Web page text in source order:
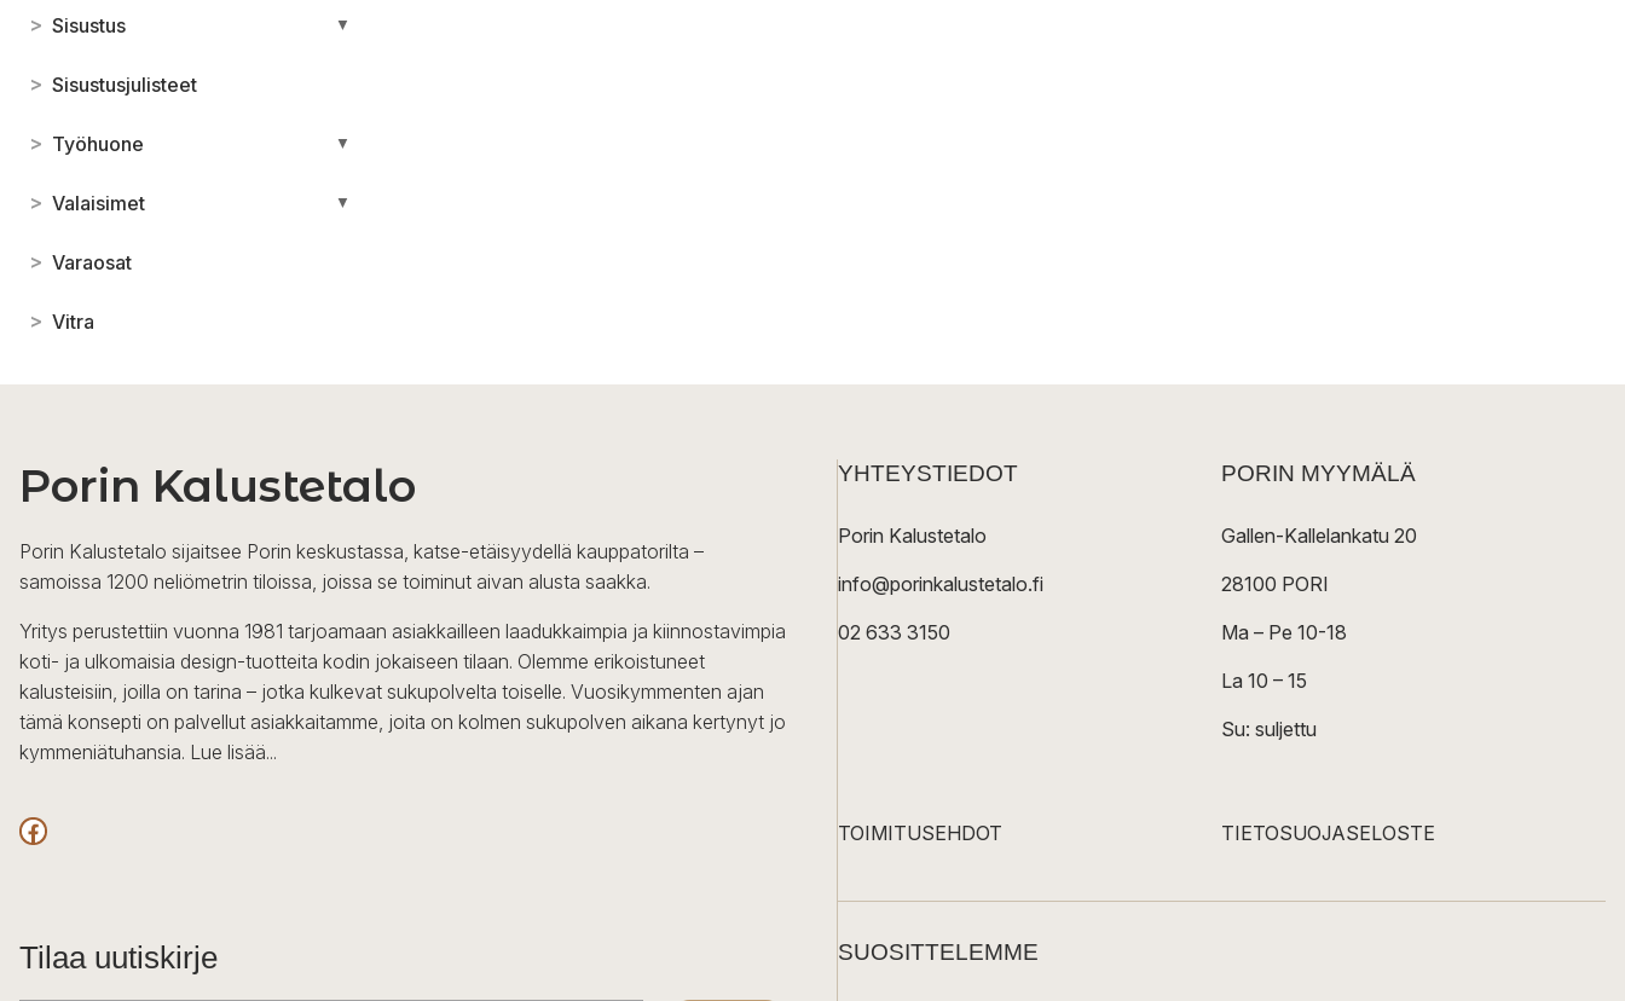
> Sisustus ▼
> Sisustusjulisteet
> Työhuone ▼
> Valaisimet ▼
> Varaosat
> Vitra
Porin Kalustetalo
Porin Kalustetalo sijaitsee Porin keskustassa, katse-etäisyydellä kauppatorilta –
samoissa 1200 neliömetrin tiloissa, joissa se toiminut aivan alusta saakka.
Yritys perustettiin vuonna 1981 tarjoamaan asiakkailleen laadukkaimpia ja kiinnostavimpia
koti- ja ulkomaisia design-tuotteita kodin jokaiseen tilaan. Olemme erikoistuneet
kalusteisiin, joilla on tarina – jotka kulkevat sukupolvelta toiselle. Vuosikymmenten ajan
tämä konsepti on palvellut asiakkaitamme, joita on kolmen sukupolven aikana kertynyt jo
kymmeniätuhansia. Lue lisää...
Facebook
Tilaa uutiskirje
YHTEYSTIEDOT
Porin Kalustetalo
info@porinkalustetalo.fi
02 633 3150
PORIN MYYMÄLÄ
Gallen-Kallelankatu 20
28100 PORI
Ma – Pe 10-18
La 10 – 15
Su: suljettu
TOIMITUSEHDOT TIETOSUOJASELOSTE
SUOSITTELEMME